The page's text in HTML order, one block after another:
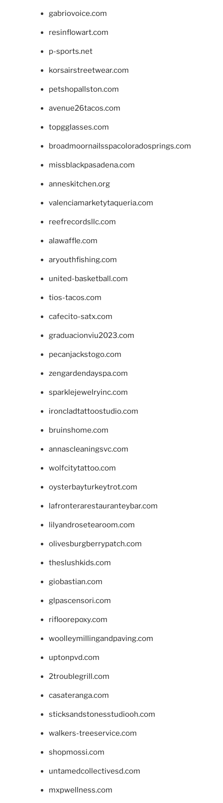
gabriovoice.com
resinflowart.com
p-sports.net
korsairstreetwear.com
petshopallston.com
avenue26tacos.com
topgglasses.com
broadmoornailsspacoloradosprings.com
missblackpasadena.com
anneskitchen.org
valenciamarketytaqueria.com
reefrecordsllc.com
alawaffle.com
aryouthfishing.com
united-basketball.com
tios-tacos.com
cafecito-satx.com
graduacionviu2023.com
pecanjackstogo.com
zengardendayspa.com
sparklejewelryinc.com
ironcladtattoostudio.com
bruinshome.com
annascleaningsvc.com
wolfcitytattoo.com
oysterbayturkeytrot.com
lafronterarestauranteybar.com
lilyandrosetearoom.com
olivesburgberrypatch.com
theslushkids.com
giobastian.com
glpascensori.com
rifloorepoxy.com
woolleymillingandpaving.com
uptonpvd.com
2troublegrill.com
casateranga.com
sticksandstonesstudiooh.com
walkers-treeservice.com
shopmossi.com
untamedcollectivesd.com
mxpwellness.com